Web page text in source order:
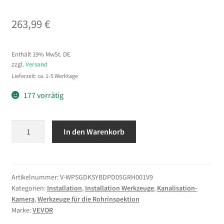
263,99€
Enthält 19% MwSt. DE
zzgl. Versand
Lieferzeit: ca. 1-5 Werktage
177 vorrätig
50m
Inspektionskamera
mit
12
In den Warenkorb
Artikelnummer:V-WPSGDKSYBDPD05GRH001V9
Kategorien: Installation, Installation Werkzeuge, Kanalisation-
Kamera,Werkzeuge für die Rohrinspektion
Marke:VEVOR